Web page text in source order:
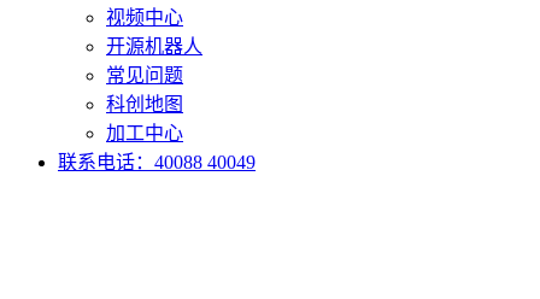
视频中心
开源机器人
常见问题
科创地图
加工中心
联系电话：40088 40049